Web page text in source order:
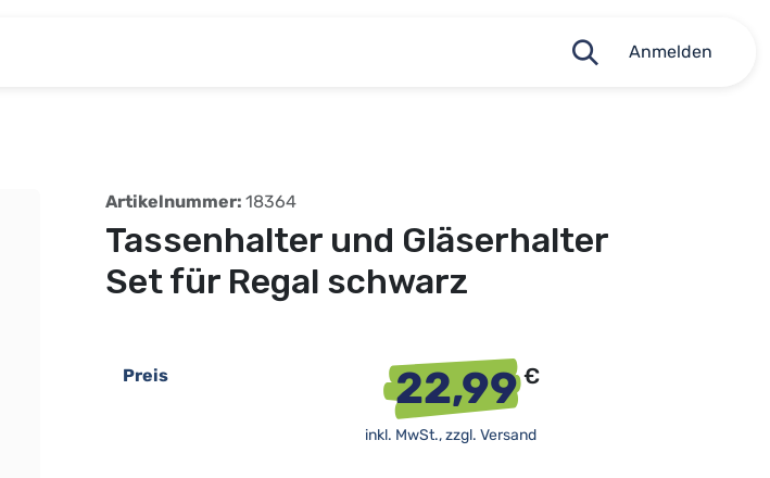
Anmelden
Artikelnummer: 18364
Tassenhalter und Gläserhalter
Set für Regal schwarz
Preis 22,99€
inkl. MwSt., zzgl. Versand